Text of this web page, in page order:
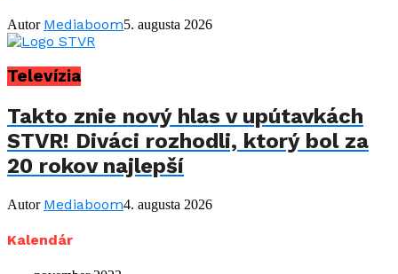
Autor Mediaboom5. augusta 2026
Televízia
Takto znie nový hlas v upútavkách
STVR! Diváci rozhodli, ktorý bol za
20 rokov najlepší
Autor Mediaboom4. augusta 2026
Kalendár